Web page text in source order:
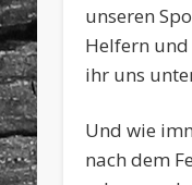
unseren
Helfern und
ihr uns
Und wie
nach dem